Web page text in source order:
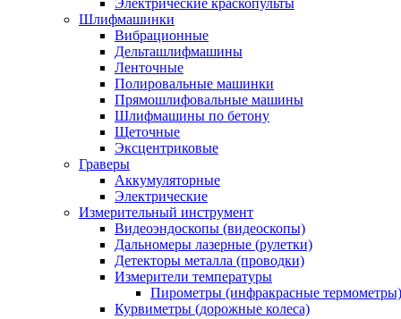
Электрические краскопульты
Шлифмашинки
Вибрационные
Дельташлифмашины
Ленточные
Полировальные машинки
Прямошлифовальные машины
Шлифмашины по бетону
Щеточные
Эксцентриковые
Граверы
Аккумуляторные
Электрические
Измерительный инструмент
Видеоэндоскопы (видеоскопы)
Дальномеры лазерные (рулетки)
Детекторы металла (проводки)
Измерители температуры
Пирометры (инфракрасные термометры)
Курвиметры (дорожные колеса)